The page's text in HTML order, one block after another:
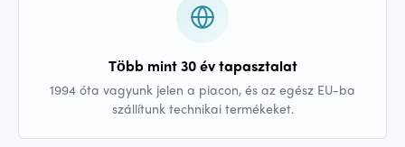
Több mint 30 év tapasztalat
1994 óta vagyunk jelen a piacon, és az egész EU-ba
szállítunk technikai termékeket.